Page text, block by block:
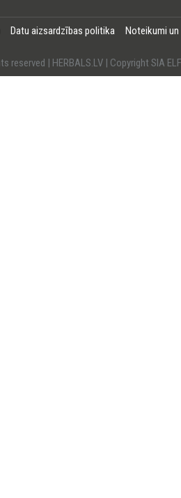
Datu aizsardzības politika Noteikumi
reserved | HERBALS.LV | Copyright SIA